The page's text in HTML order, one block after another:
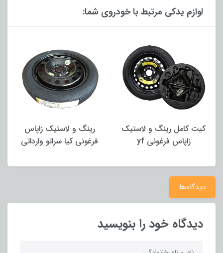
لوازم یدکی مرتبط با خودروی شما:
کیت کامل رینگ و لاستیک
زاپاس فرغونی yf
رینگ و لاستیک زاپاس
فرغونی کیا سراتو وارداتی
دیدگاه‌ها
دیدگاه خود را بنویسید